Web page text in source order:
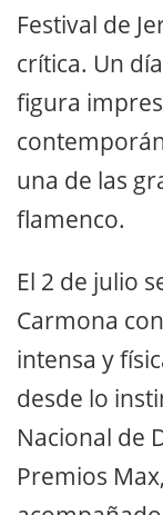
Festival de
crítica. Un
figura
una de las
flamenco.
El 2 de julio
Carmona con
intensa y
desde lo
Nacional de
Premios